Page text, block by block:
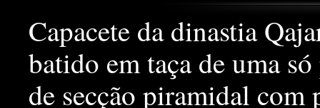
Capacete da dinastia
batido em taça de uma
de secção piramidal com